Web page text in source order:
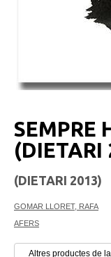
SEMPRE
(DIETARI
(DIETARI 2013)
GOMAR LLORET, RAFA
AFERS
Altres productes de